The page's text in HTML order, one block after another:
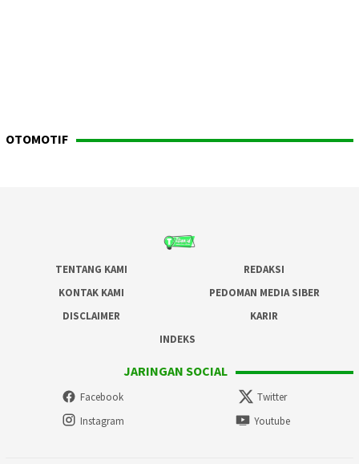
OTOMOTIF
TENTANG KAMI
REDAKSI
KONTAK KAMI
PEDOMAN MEDIA SIBER
DISCLAIMER
KARIR
INDEKS
JARINGAN SOCIAL
Facebook
Twitter
Instagram
Youtube